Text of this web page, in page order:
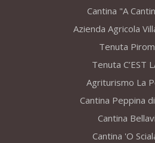
Cantina "A
Azienda Agricola
Tenuta
Tenuta C’EST
Agriturismo La
Cantina Peppina
Cantina
Cantina 'O